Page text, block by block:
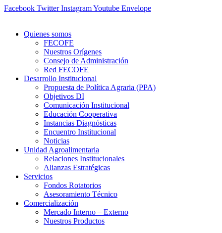
Ir
Facebook Twitter InstagramYoutube Envelope
Quienes somos
FECOFE
Nuestros Orígenes
Consejo de Administración
Red FECOFE
Desarrollo Institucional
Propuesta de Política Agraria (PPA)
Objetivos DI
Comunicación Institucional
Educación Cooperativa
Instancias Diagnósticas
Encuentro Institucional
Noticias
Unidad Agroalimentaria
Relaciones Institucionales
Alianzas Estratégicas
Servicios
Fondos Rotatorios
Asesoramiento Técnico
Comercialización
Mercado Interno – Externo
Nuestros Productos